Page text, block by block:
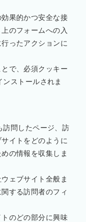
果的かつ安全な接
のフォームへの入
ったアクションに
で、必須クッキー
ンストールされま
訪問したページ、訪
イトをどのように
の情報を収集しま
ェブサイト全般ま
する訪問者のフィ
のどの部分に興味